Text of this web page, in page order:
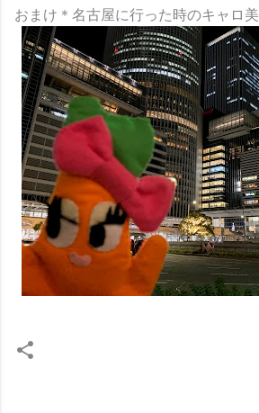
おまけ＊名古屋に行った時のキャロ美